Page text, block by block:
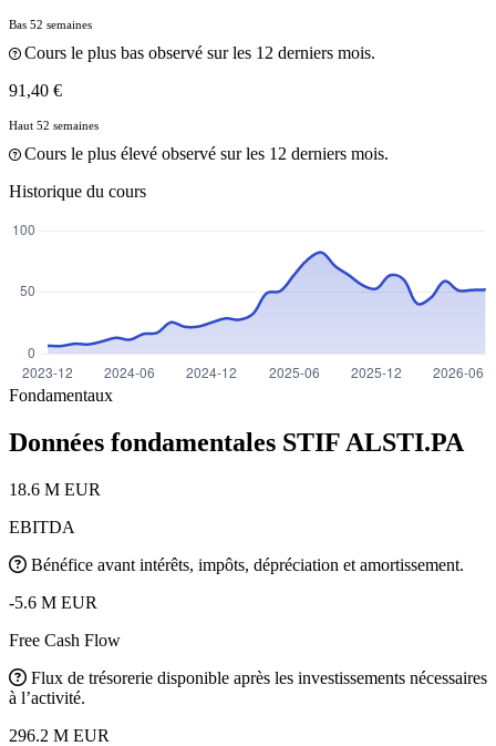
Bas 52 semaines
Cours le plus bas observé sur les 12 derniers mois.
91,40 €
Haut 52 semaines
Cours le plus élevé observé sur les 12 derniers mois.
Historique du cours
Fondamentaux
Données fondamentales STIF ALSTI.PA
18.6 M EUR
EBITDA
Bénéfice avant intérêts, impôts, dépréciation et amortissement.
-5.6 M EUR
Free Cash Flow
Flux de trésorerie disponible après les investissements nécessaires
à l’activité.
296.2 M EUR